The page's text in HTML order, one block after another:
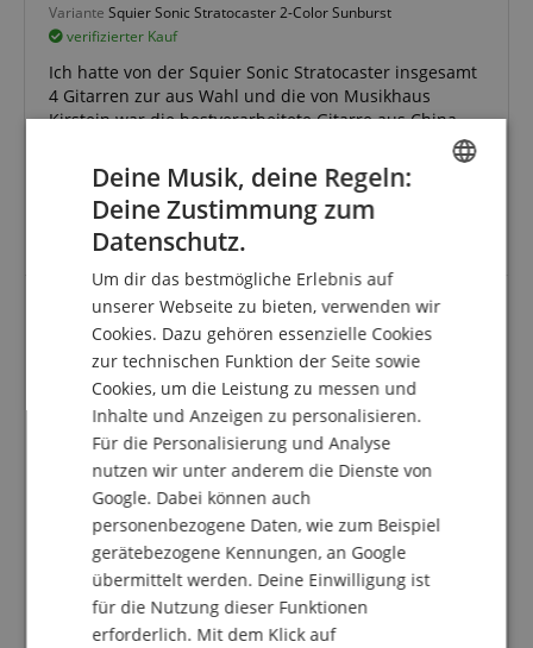
Variante Squier Sonic Stratocaster 2-Color Sunburst
verifizierter Kauf
Ich hatte von der Squier Sonic Stratocaster insgesamt
4 Gitarren zur aus Wahl und die von Musikhaus
Kirstein war die bestverarbeitete Gitarre aus China
von den Sonic 2-Color Sunburst. Alle anderen hatten
schlechte Gitarrenhälse oder sogar schon Haarrisse
an der Halstasche vom Body. Ein paar Einstellungen
werde ich noch vor nehmen dann hat man ein gute
Gitarre zu einem günstigen Preis bekommen.
Ordentliche Gitarre
VarianteSquier Sonic Stratocaster California Blue
verifizierter Kauf
Man bekommt für kleines Geld ein vernünftiges
Instrument. Ausführun und Einstellung war fast
perfekt, jeder hat da seine eigenen Vorstellungen. Die
Bundenden könnten noch etwas optimiert werden
(was erwartet man für den Preis). Überrascht war ich
vom Sound, zuerst skeptisch, Keramik PU, bisher
einen Bogen drum gemacht. Absoluter klarer Fender
Ton. Totzdem geht sie leider zurück. In den reviews
FRENCH
ITALIAN
SPANISH
Deine Musik, deine Regeln:
Deine Zustimmung zum
Datenschutz.
Um dir das bestmögliche Erlebnis auf
unserer Webseite zu bieten, verwenden wir
Cookies. Dazu gehören essenzielle Cookies
zur technischen Funktion der Seite sowie
Cookies, um die Leistung zu messen und
Inhalte und Anzeigen zu personalisieren.
Für die Personalisierung und Analyse
nutzen wir unter anderem die Dienste von
Google. Dabei können auch
personenbezogene Daten, wie zum Beispiel
gerätebezogene Kennungen, an Google
übermittelt werden. Deine Einwilligung ist
für die Nutzung dieser Funktionen
erforderlich. Mit dem Klick auf